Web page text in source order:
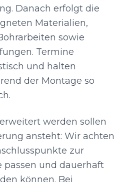
Danach erfolgt die
Materialien,
sowie
Termine
und halten
der Montage so
werden sollen
ansteht: Wir achten
zur
passen und dauerhaft
können. Bei